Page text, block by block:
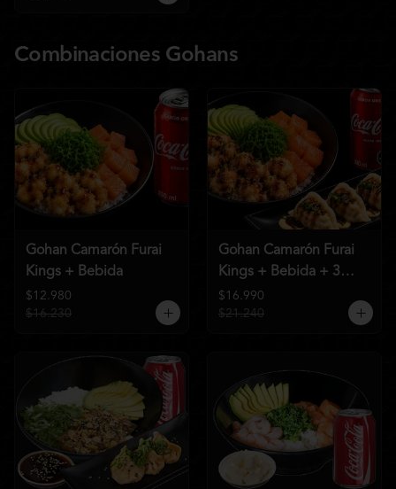
Combinaciones Gohans
Gohan Camarón Furai
Kings + Bebida
$12.980
$16.230
Gohan Camarón Furai
Kings + Bebida + 3
Unid de Gyozas Nikkei
$16.990
$21.240